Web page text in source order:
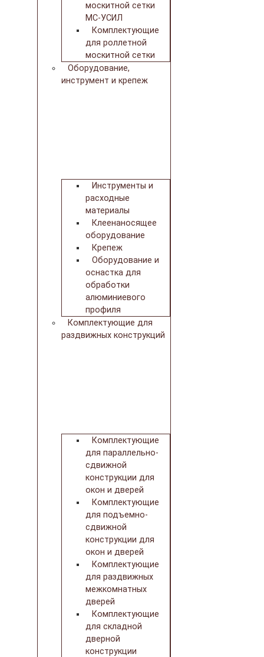
москитной сетки
МС-УСИЛ
Комплектующие
для роллетной
москитной сетки
Оборудование,
инструмент и крепеж
Инструменты и
расходные
материалы
Клеенаносящее
оборудование
Крепеж
Оборудование и
оснастка для
обработки
алюминиевого
профиля
Комплектующие для
раздвижных конструкций
Комплектующие
для параллельно-
сдвижной
конструкции для
окон и дверей
Комплектующие
для подъемно-
сдвижной
конструкции для
окон и дверей
Комплектующие
для раздвижных
межкомнатных
дверей
Комплектующие
для складной
дверной
конструкции